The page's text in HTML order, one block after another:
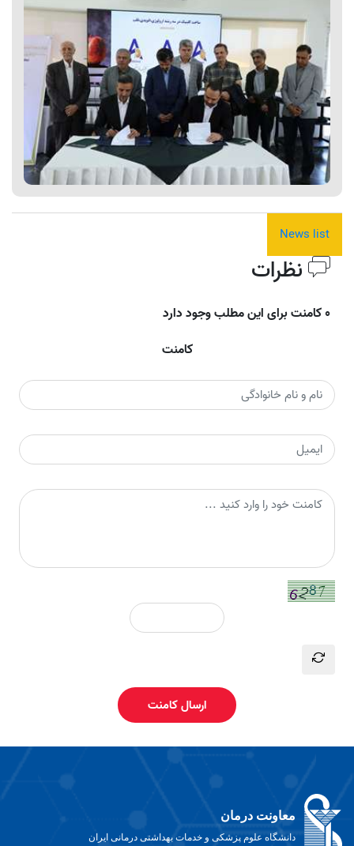
News list
نظرات
0 کامنت برای این مطلب وجود دارد
کامنت
ارسال کامنت
معاونت درمان
دانشگاه علوم پزشکی و خدمات بهداشتی درمانی ایران